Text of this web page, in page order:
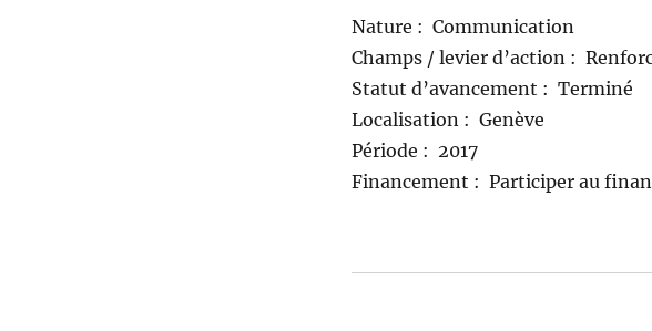
Nature : Communication
Champs / levier d’action :
Statut d’avancement : Terminé
Localisation : Genève
Période : 2017
Financement : Participer au